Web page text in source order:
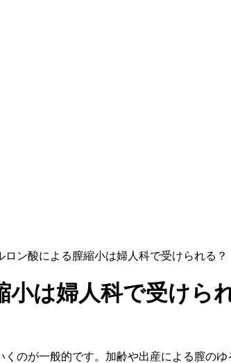
ロン酸による膣縮小は婦人科で受けられる？
は婦人科で受けら
のが一般的です。加齢や出産による膣の